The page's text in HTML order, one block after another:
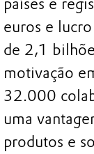
euros e
de 2,1
motivação
32.000
uma
produtos e